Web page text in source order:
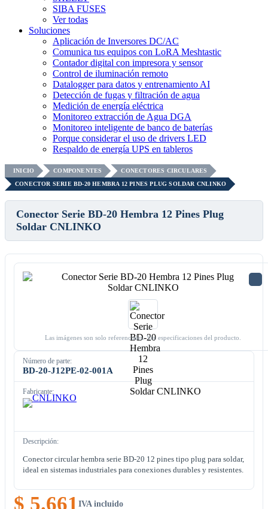
SIBA FUSES
Ver todas
Soluciones
Aplicación de Inversores DC/AC
Comunica tus equipos con LoRA Meshtastic
Contador digital con impresora y sensor
Control de iluminación remoto
Datalogger para datos y entrenamiento AI
Detección de fugas y filtración de agua
Medición de energía eléctrica
Monitoreo extracción de Agua DGA
Monitoreo inteligente de banco de baterías
Porque considerar el uso de drivers LED
Respaldo de energía UPS en tableros
INICIO COMPONENTES
CONECTORES CIRCULARES
CONECTOR SERIE BD-20 HEMBRA 12 PINES PLUG SOLDAR CNLINKO
Conector Serie BD-20 Hembra 12 Pines Plug
Soldar CNLINKO
Las imágenes son solo referenciales. Ver especificaciones del producto.
Número de parte:
BD-20-J12PE-02-001A
Fabricante:
Descripción:
Conector circular hembra serie BD-20 12 pines tipo plug para soldar,
ideal en sistemas industriales para conexiones durables y resistentes.
$ 5.661IVA incluido